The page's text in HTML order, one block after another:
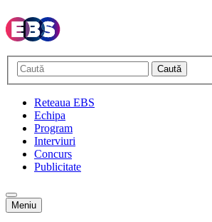
Caută
Reteaua EBS
Echipa
Program
Interviuri
Concurs
Publicitate
Meniu